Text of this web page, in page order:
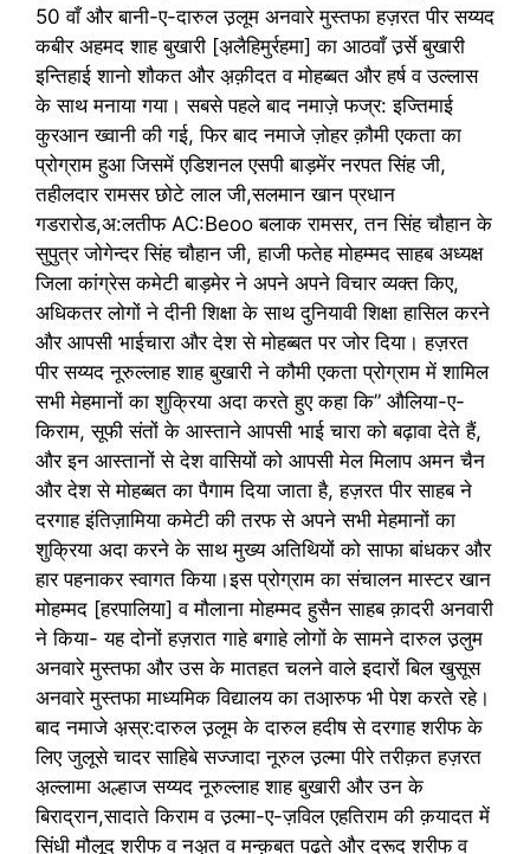
50 वाँ और बानी-ए-दारुल उ़लूम अनवारे मुस्तफा हज़रत पीर सय्यद
कबीर अहमद शाह बुखारी [अ़लैहिमुर्रहमा] का आठवाँ उ़र्से बुखारी
इन्तिहाई शानो शौकत और अ़क़ीदत व मोहब्बत और हर्ष व उल्लास
के साथ मनाया गया। सबसे पहले बाद नमाज़े फज्र: इज्तिमाई
कुरआन ख्वानी की गई, फिर बाद नमाजे ज़ोहर क़ौमी एकता का
प्रोग्राम हुआ जिसमें एडिशनल एसपी बाड़मेंर नरपत सिंह जी,
तहीलदार रामसर छोटे लाल जी,सलमान खान प्रधान
गडरारोड,अ:लतीफ AC:Beoo बलाक रामसर, तन सिंह चौहान के
सुपुत्र जोगेन्दर सिंह चौहान जी, हाजी फतेह मोहम्मद साहब अध्यक्ष
जिला कांग्रेस कमेटी बाड़मेर ने अपने अपने विचार व्यक्त किए,
अधिकतर लोगों ने दीनी शिक्षा के साथ दुनियावी शिक्षा हासिल करने
और आपसी भाईचारा और देश से मोहब्बत पर जोर दिया। हज़रत
पीर सय्यद नूरुल्लाह शाह बुखारी ने कौमी एकता प्रोग्राम में शामिल
सभी मेहमानों का शुक्रिया अदा करते हुए कहा कि” औलिया-ए-
किराम, सूफी संतों के आस्ताने आपसी भाई चारा को बढ़ावा देते हैं,
और इन आस्तानों से देश वासियों को आपसी मेल मिलाप अमन चैन
और देश से मोहब्बत का पैगाम दिया जाता है, हज़रत पीर साहब ने
दरगाह इंतिज़ामिया कमेटी की तरफ से अपने सभी मेहमानों का
शुक्रिया अदा करने के साथ मुख्य अतिथियों को साफा बांधकर और
हार पहनाकर स्वागत किया।इस प्रोग्राम का संचालन मास्टर खान
मोहम्मद [हरपालिया] व मौलाना मोहम्मद हुसैन साहब क़ादरी अनवारी
ने किया- यह दोनों हज़रात गाहे बगाहे लोगों के सामने दारुल उ़लुम
अनवारे मुस्तफा और उस के मातहत चलने वाले इदारों बिल खुसूस
अनवारे मुस्तफा माध्यमिक विद्यालय का तआ़रुफ भी पेश करते रहे।
बाद नमाजे अ़स्र:दारुल उ़लूम के दारुल हदीष से दरगाह शरीफ के
लिए जुलूसे चादर साहिबे सज्जादा नूरुल उ़ल्मा पीरे तरीक़त हज़रत
अ़ल्लामा अल्हाज सय्यद नूरुल्लाह शाह बुखारी और उन के
बिराद्रान,सादाते किराम व उ़ल्मा-ए-ज़विल एहतिराम की क़यादत में
सिंधी मौलूद शरीफ व नअ़त व मन्क़बत पढ़ते और दरूद शरीफ व